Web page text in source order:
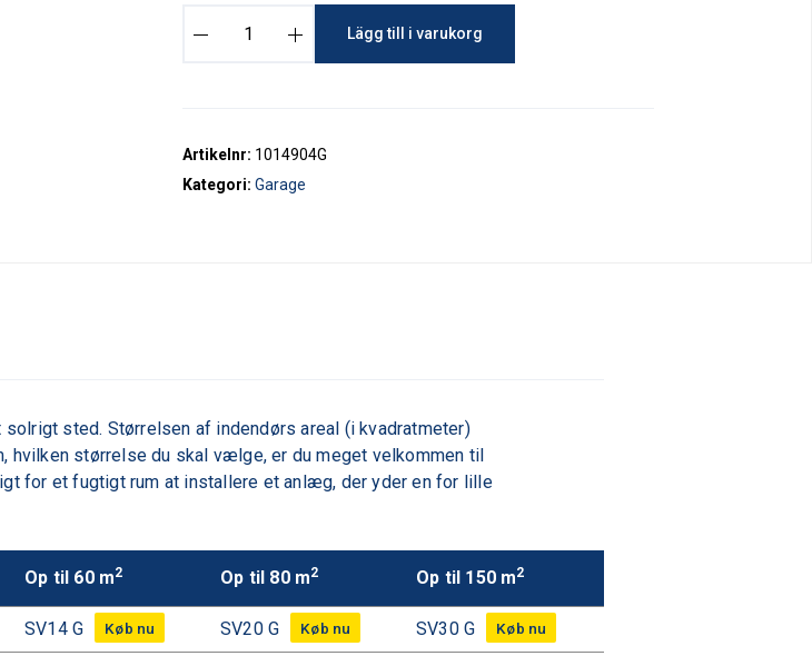
V
n
t
ä
c
r
u
p
p
Lägg till i varukorg
Artikelnr: 1014904G
Kategori: Garage
sted. Størrelsen af indendørs areal (i kvadratmeter)
hvilken størrelse du skal vælge, er du meget velkommen til
for et fugtigt rum at installere et anlæg, der yder en for lille
Op til 60 m2 Op til 80 m2 Op til 150 m2
SV14 G SV20 G SV30 G